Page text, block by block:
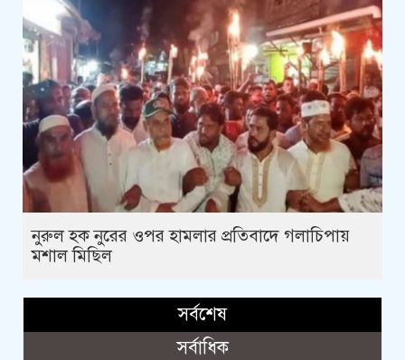
নুরুল হক নুরের ওপর হামলার প্রতিবাদে গলাচিপায়
মশাল মিছিল
সর্বশেষ
সর্বাধিক